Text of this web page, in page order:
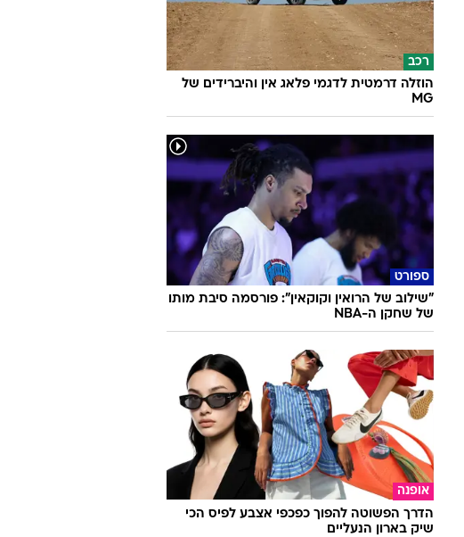
רכב
הוזלה דרמטית לדגמי פלאג אין והיברידים של
MG
ספורט
"שילוב של הרואין וקוקאין": פורסמה סיבת מותו
של שחקן ה-NBA
אופנה
הדרך הפשוטה להפוך כפכפי אצבע לפיס הכי
שיק בארון הנעליים